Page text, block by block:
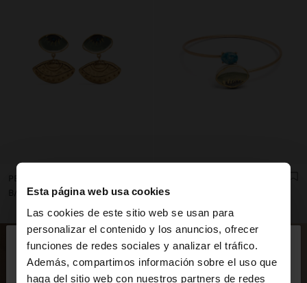
Esta página web usa cookies
Las cookies de este sitio web se usan para
personalizar el contenido y los anuncios, ofrecer
funciones de redes sociales y analizar el tráfico.
Además, compartimos información sobre el uso que
haga del sitio web con nuestros partners de redes
hola
Estás accediendo a la web de Panama. ¿Quieres ir
B/. 14,95
B/. 24,95